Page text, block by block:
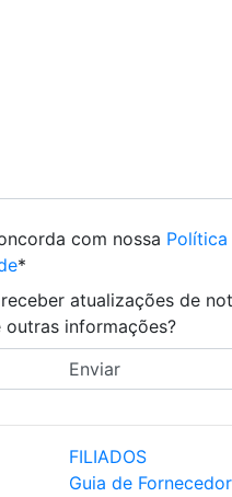
com nossa Política
*
atualizações de
outras informações?
FILIADOS
Guia de